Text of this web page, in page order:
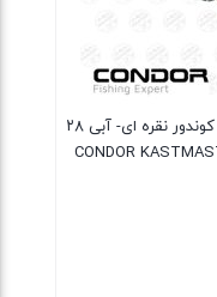
قاشقک ماهیگیری کوندور نقره ای- آبی ۲۸